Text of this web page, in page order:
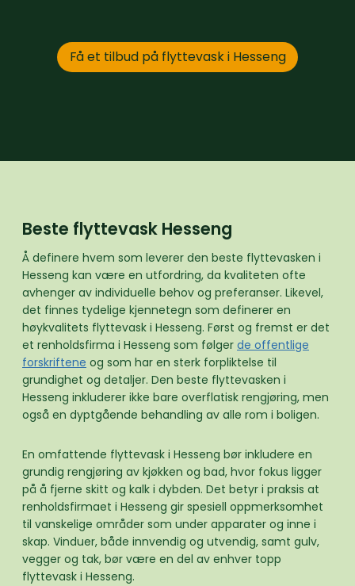
Få et tilbud på flyttevask i Hesseng
Beste flyttevask Hesseng
Å definere hvem som leverer den beste flyttevasken i
Hesseng kan være en utfordring, da kvaliteten ofte
avhenger av individuelle behov og preferanser. Likevel,
det finnes tydelige kjennetegn som definerer en
høykvalitets flyttevask i Hesseng. Først og fremst er det
et renholdsfirma i Hesseng som følger de offentlige
forskriftene og som har en sterk forpliktelse til
grundighet og detaljer. Den beste flyttevasken i
Hesseng inkluderer ikke bare overflatisk rengjøring, men
også en dyptgående behandling av alle rom i boligen.
En omfattende flyttevask i Hesseng bør inkludere en
grundig rengjøring av kjøkken og bad, hvor fokus ligger
på å fjerne skitt og kalk i dybden. Det betyr i praksis at
renholdsfirmaet i Hesseng gir spesiell oppmerksomhet
til vanskelige områder som under apparater og inne i
skap. Vinduer, både innvendig og utvendig, samt gulv,
vegger og tak, bør være en del av enhver topp
flyttevask i Hesseng.